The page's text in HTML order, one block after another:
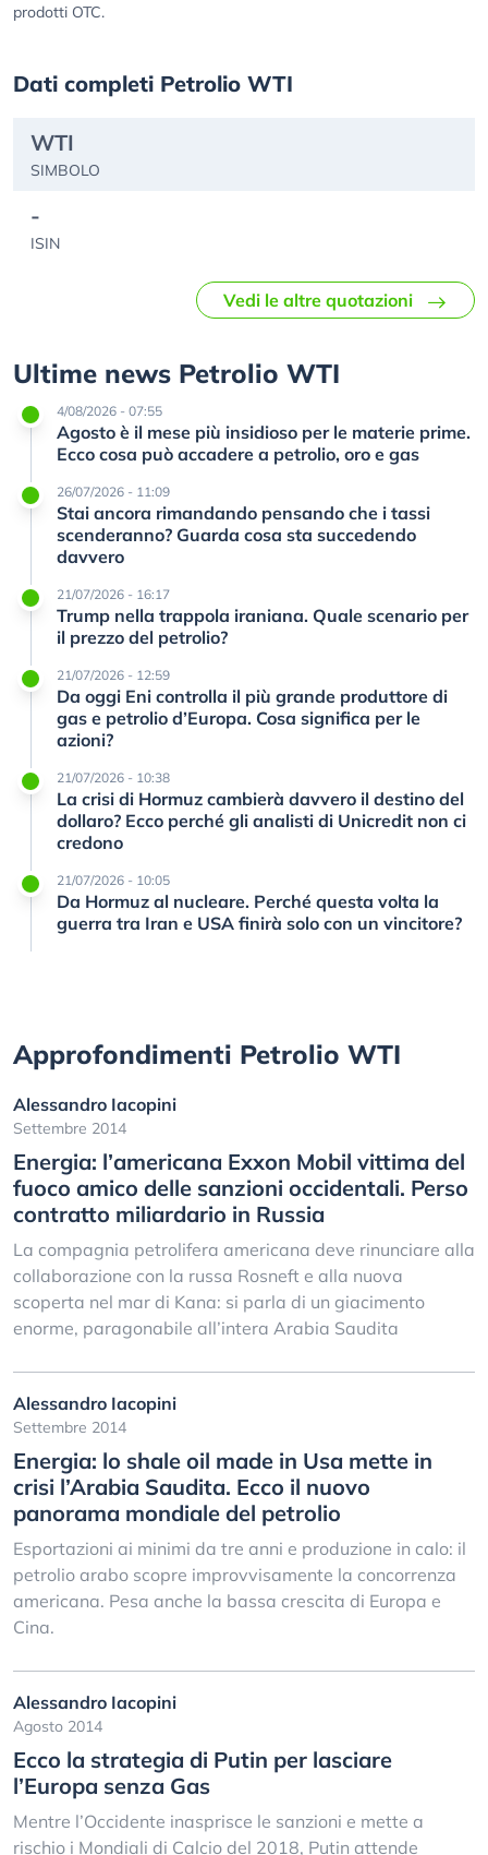
prodotti OTC.
Dati completi Petrolio WTI
WTI
SIMBOLO
-
ISIN
Vedi le altre quotazioni
Ultime news Petrolio WTI
4/08/2026 - 07:55
Agosto è il mese più insidioso per le materie prime.
Ecco cosa può accadere a petrolio, oro e gas
26/07/2026 - 11:09
Stai ancora rimandando pensando che i tassi
scenderanno? Guarda cosa sta succedendo
davvero
21/07/2026 - 16:17
Trump nella trappola iraniana. Quale scenario per
il prezzo del petrolio?
21/07/2026 - 12:59
Da oggi Eni controlla il più grande produttore di
gas e petrolio d’Europa. Cosa significa per le
azioni?
21/07/2026 - 10:38
La crisi di Hormuz cambierà davvero il destino del
dollaro? Ecco perché gli analisti di Unicredit non ci
credono
21/07/2026 - 10:05
Da Hormuz al nucleare. Perché questa volta la
guerra tra Iran e USA finirà solo con un vincitore?
Approfondimenti Petrolio WTI
Alessandro Iacopini
Settembre 2014
Energia: l’americana Exxon Mobil vittima del
fuoco amico delle sanzioni occidentali. Perso
contratto miliardario in Russia
La compagnia petrolifera americana deve rinunciare alla
collaborazione con la russa Rosneft e alla nuova
scoperta nel mar di Kana: si parla di un giacimento
enorme, paragonabile all’intera Arabia Saudita
Alessandro Iacopini
Settembre 2014
Energia: lo shale oil made in Usa mette in
crisi l’Arabia Saudita. Ecco il nuovo
panorama mondiale del petrolio
Esportazioni ai minimi da tre anni e produzione in calo: il
petrolio arabo scopre improvvisamente la concorrenza
americana. Pesa anche la bassa crescita di Europa e
Cina.
Alessandro Iacopini
Agosto 2014
Ecco la strategia di Putin per lasciare
l’Europa senza Gas
Mentre l’Occidente inasprisce le sanzioni e mette a
rischio i Mondiali di Calcio del 2018, Putin attende